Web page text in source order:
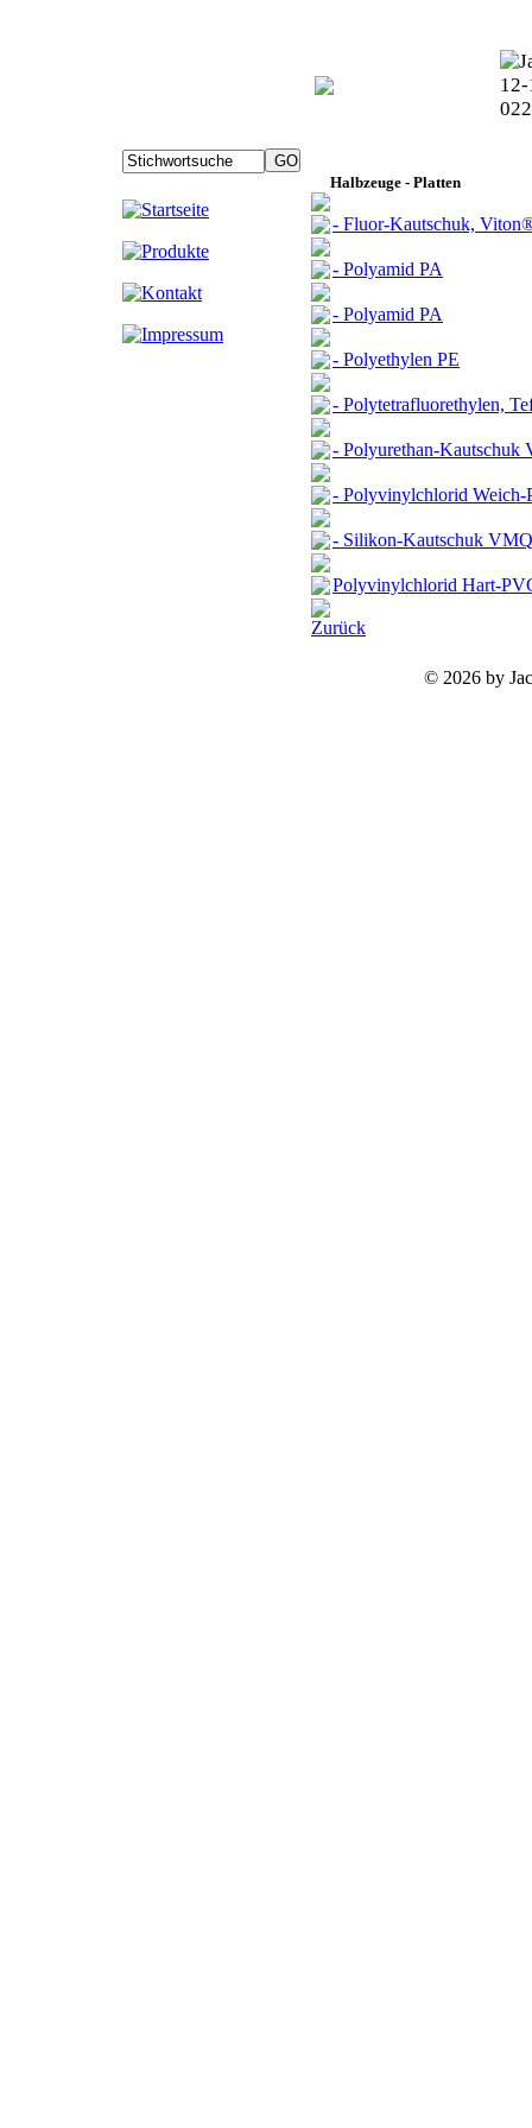
Halbzeuge - Platten
- Fluor-Kautschuk,
- Polyamid PA
- Polyamid PA
- Polyethylen PE
- Polytetrafluorethylen,
- Polyurethan-
- Polyvinylchlorid Weich-
- Silikon-Kautschuk VMQ
Polyvinylchlorid Hart-
Zurück
© 2026 by